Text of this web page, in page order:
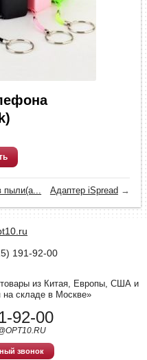
пыли(а... Адаптер iSpread →
191-92-00
из Китая, Европы, США и
на складе в Москве»
92-00
звонок